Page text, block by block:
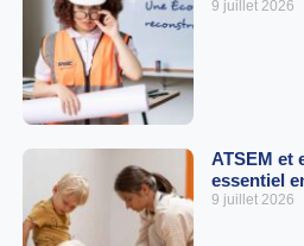
9 juillet 2026
ATSEM et
essentiel
9 juillet 2026